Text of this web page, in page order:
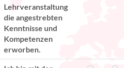
Lehrveranstaltung
die angestrebten
Kenntnisse und
Kompetenzen
erworben.